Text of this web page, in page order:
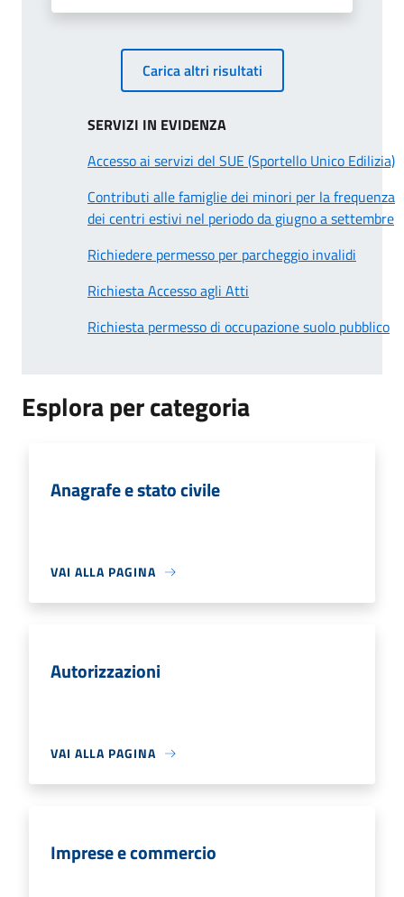
Carica altri risultati
SERVIZI IN EVIDENZA
Accesso ai servizi del SUE (Sportello Unico Edilizia)
Contributi alle famiglie dei minori per la frequenza
dei centri estivi nel periodo da giugno a settembre
Richiedere permesso per parcheggio invalidi
Richiesta Accesso agli Atti
Richiesta permesso di occupazione suolo pubblico
Esplora per categoria
Anagrafe e stato civile
VAI ALLA PAGINA
Autorizzazioni
VAI ALLA PAGINA
Imprese e commercio